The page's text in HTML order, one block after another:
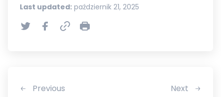
Last updated: październik 21, 2025
Previous Next